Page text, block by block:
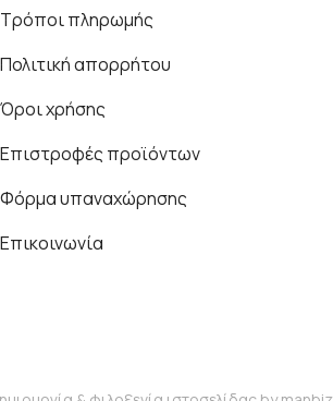
Τρόποι πληρωμής
Πολιτική απορρήτου
Όροι χρήσης
Επιστροφές προϊόντων
Φόρμα υπαναχώρησης
Επικοινωνία